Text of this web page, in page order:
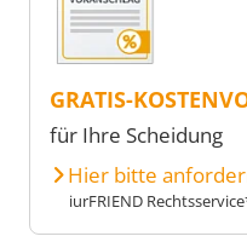
GRATIS-
für Ihre Scheidung
Hier bitte
iurFRIEND